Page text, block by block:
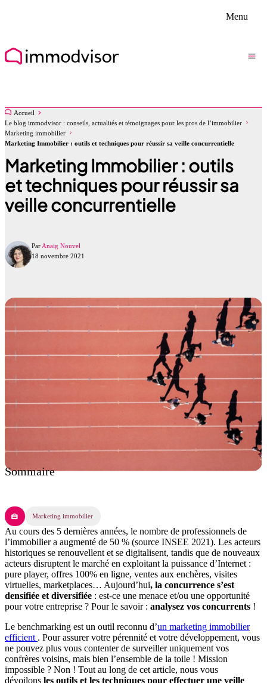
Menu
Accueil
Le blog immodvisor : conseils, actualités et témoignages pour les pros de l’immobilier
Marketing immobilier
Marketing Immobilier : outils et techniques pour réussir sa veille concurrentielle
Marketing Immobilier : outils
et techniques pour réussir sa
veille concurrentielle
Par Anaig Nouvel
18 novembre 2021
Sommaire
Marketing immobilier
Au cours des 5 dernières années, le nombre de professionnels de
l’immobilier a augmenté de 50 % (source INSEE 2021). Les acteurs
historiques se renouvellent et se digitalisent, tandis que de nouveaux
acteurs disruptent le marché en exploitant la puissance d’Internet :
pure player, offres 100% en ligne, ventes aux enchères, visites
virtuelles, marketplaces… Aujourd’hui, la concurrence s’est
densifiée et diversifiée : est-ce une menace et/ou une opportunité
pour votre entreprise ? Pour le savoir : analysez vos concurrents !
Le benchmarking est un outil reconnu d’un marketing immobilier
efficient . Pour assurer votre pérennité et votre développement, vous
ne pouvez plus vous contenter de surveiller uniquement vos
confrères voisins, mais bien l’ensemble de la toile ! Mission
impossible ? Non ! Tout au long de cet article, nous vous
dévoilons les outils et les techniques pour effectuer une veille